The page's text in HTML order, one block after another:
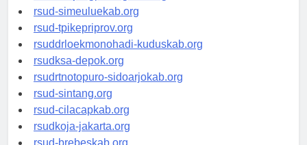
rsud-tanjungpinangkota.org
rsud-simeuluekab.org
rsud-tpikepriprov.org
rsuddrloekmonohadi-kuduskab.org
rsudksa-depok.org
rsudrtnotopuro-sidoarjokab.org
rsud-sintang.org
rsud-cilacapkab.org
rsudkoja-jakarta.org